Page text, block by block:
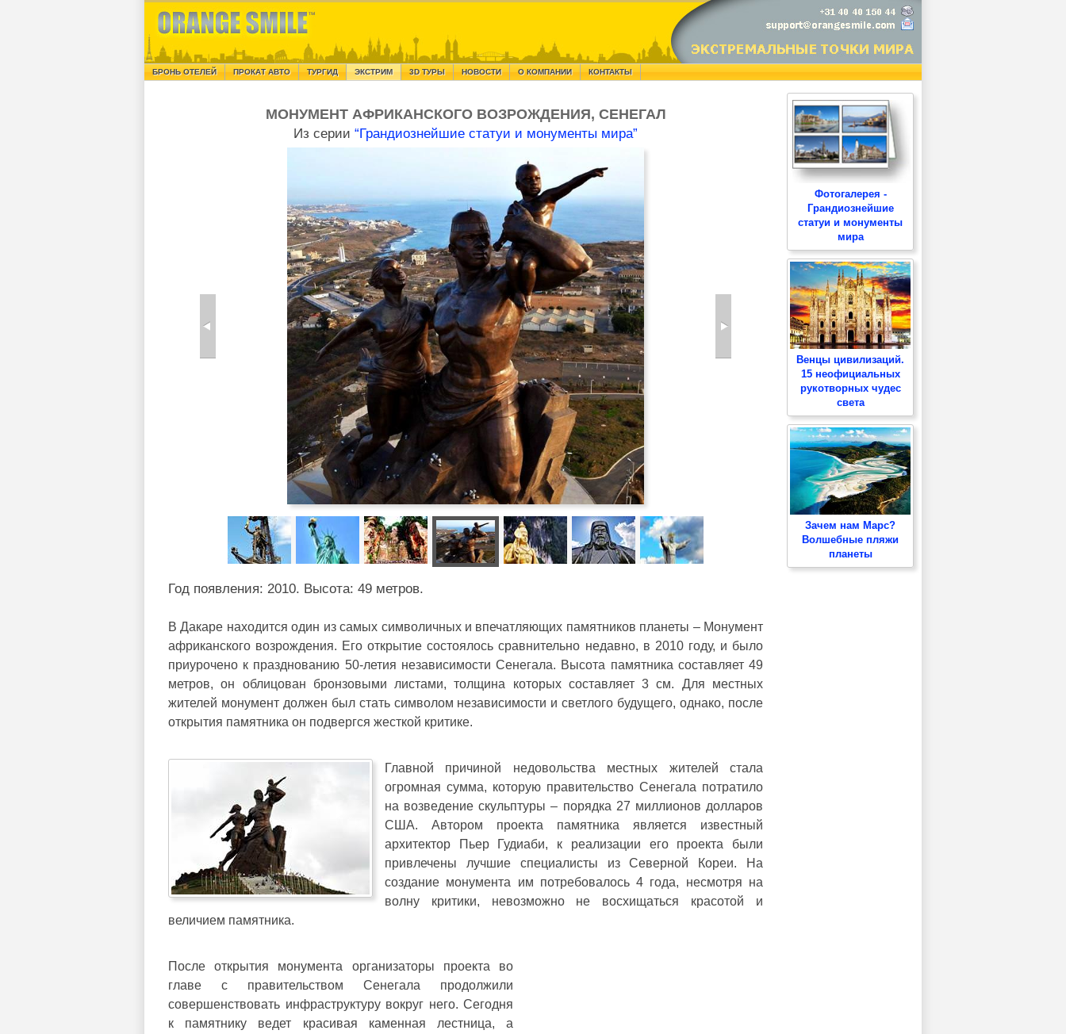
БРОНЬ ОТЕЛЕЙ ПРОКАТ АВТО ТУРГИД ЭКСТРИМ 3D ТУРЫ НОВОСТИ О КОМПАНИИ КОНТАКТЫ
МОНУМЕНТ АФРИКАНСКОГО ВОЗРОЖДЕНИЯ, СЕНЕГАЛ
Из серии “Грандиознейшие статуи и монументы мира”
Год появления: 2010. Высота: 49 метров.
В Дакаре находится один из самых символичных и впечатляющих памятников планеты – Монумент
африканского возрождения. Его открытие состоялось сравнительно недавно, в 2010 году, и было
приурочено к празднованию 50-летия независимости Сенегала. Высота памятника составляет 49
метров, он облицован бронзовыми листами, толщина которых составляет 3 см. Для местных
жителей монумент должен был стать символом независимости и светлого будущего, однако, после
открытия памятника он подвергся жесткой критике.
Главной причиной недовольства местных жителей стала
огромная сумма, которую правительство Сенегала потратило
на возведение скульптуры – порядка 27 миллионов долларов
США. Автором проекта памятника является известный
архитектор Пьер Гудиаби, к реализации его проекта были
привлечены лучшие специалисты из Северной Кореи. На
создание монумента им потребовалось 4 года, несмотря на
волну критики, невозможно не восхищаться красотой и
величием памятника.
После открытия монумента организаторы проекта во
главе с правительством Сенегала продолжили
совершенствовать инфраструктуру вокруг него. Сегодня
к памятнику ведет красивая каменная лестница, а
Фотогалерея -
Грандиознейшие
статуи и монументы
мира
Венцы цивилизаций.
15 неофициальных
рукотворных чудес
света
Зачем нам Марс?
Волшебные пляжи
планеты